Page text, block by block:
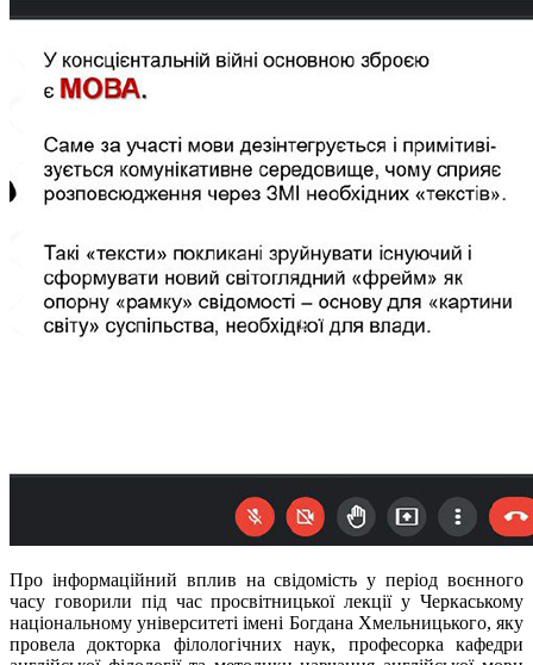
Про інформаційний вплив на свідомість у період воєнного
часу говорили під час просвітницької лекції у Черкаському
національному університеті імені Богдана Хмельницького, яку
провела докторка філологічних наук, професорка кафедри